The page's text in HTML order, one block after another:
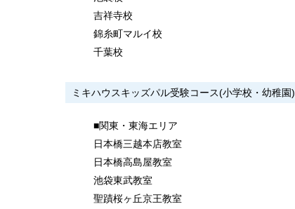
吉祥寺校
錦糸町マルイ校
千葉校
ミキハウスキッズパル受験コース(小学校・幼稚園)
■関東・東海エリア
日本橋三越本店教室
日本橋高島屋教室
池袋東武教室
聖蹟桜ヶ丘京王教室